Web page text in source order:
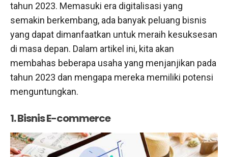
tahun 2023. Memasuki era digitalisasi yang
semakin berkembang, ada banyak peluang bisnis
yang dapat dimanfaatkan untuk meraih kesuksesan
di masa depan. Dalam artikel ini, kita akan
membahas beberapa usaha yang menjanjikan pada
tahun 2023 dan mengapa mereka memiliki potensi
menguntungkan.
1. Bisnis E-commerce